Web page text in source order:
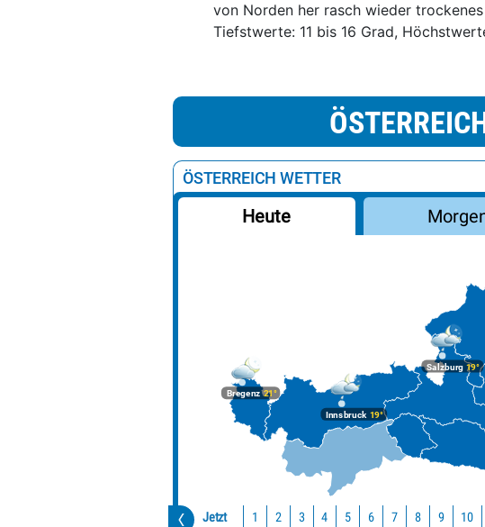
von Norden her rasch wieder
Tiefstwerte: 11 bis 16 Grad,
ÖSTERREICH WETTER
Heute
Bregenz21°
Innsbruck19°
Salzburg19°
Jetzt 1 2 3 4 5 6 7 8 9 10